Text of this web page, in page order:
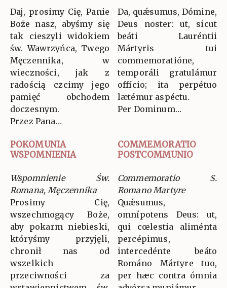
Daj, prosimy Cię, Panie
Boże nasz, abyśmy się
tak cieszyli widokiem
św. Wawrzyńca, Twego
Męczennika, w
wieczności, jak z
radością czcimy jego
pamięć obchodem
doczesnym.
Przez Pana…
Da, quǽsumus, Dómine,
Deus noster: ut, sicut
beáti Lauréntii
Mártyris tui
commemoratióne,
temporáli gratulámur
offício; ita perpétuo
lætémur aspéctu.
Per Dominum…
POKOMUNIA
WSPOMNIENIA
COMMEMORATIO
POSTCOMMUNIO
Wspomnienie Św.
Romana, Męczennika
Prosimy Cię,
wszechmogący Boże,
aby pokarm niebieski,
któryśmy przyjęli,
chronił nas od
wszelkich
przeciwności za
Commemoratio S.
Romano Martyre
Quǽsumus,
omnípotens Deus: ut,
qui cœlestia aliménta
percépimus,
intercedénte beáto
Románo Mártyre tuo,
per hæc contra ómnia